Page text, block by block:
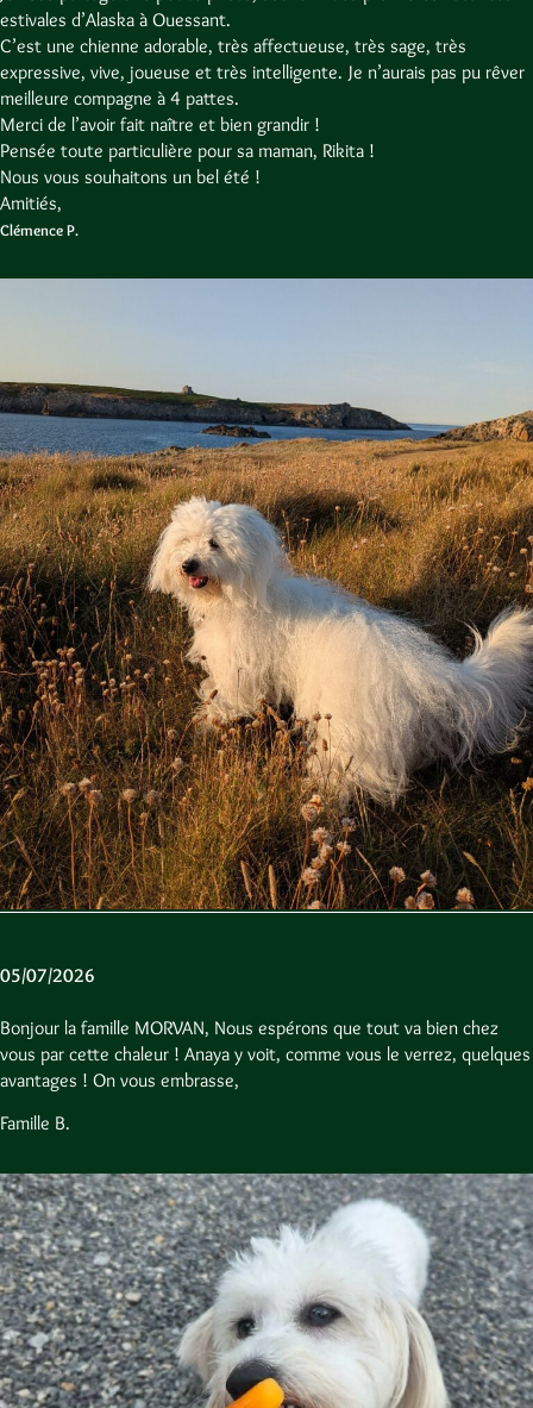
estivales d’Alaska à Ouessant.
C’est une chienne adorable, très affectueuse, très sage, très
expressive, vive, joueuse et très intelligente. Je n’aurais pas pu rêver
meilleure compagne à 4 pattes.
Merci de l’avoir fait naître et bien grandir !
Pensée toute particulière pour sa maman, Rikita !
Nous vous souhaitons un bel été !
Amitiés,
Clémence P.
05/07/2026
Bonjour la famille MORVAN, Nous espérons que tout va bien chez
vous par cette chaleur ! Anaya y voit, comme vous le verrez, quelques
avantages ! On vous embrasse,
Famille B.